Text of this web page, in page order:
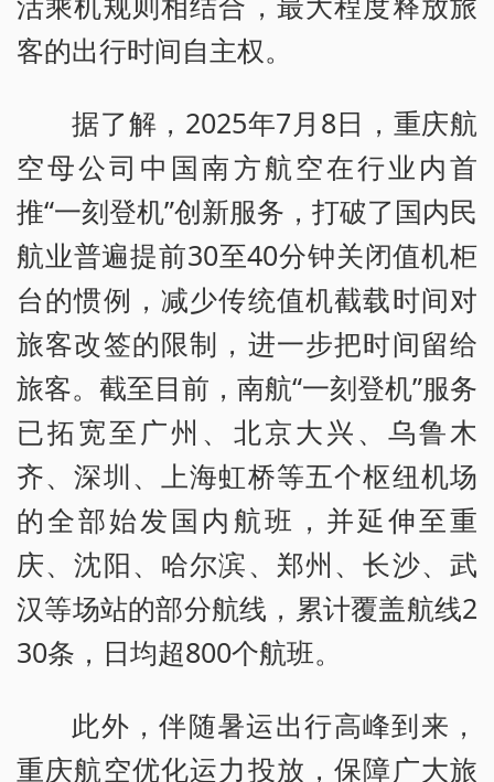
客的出行时间自主权。
据了解，2025年7月8日，重庆航
空母公司中国南方航空在行业内首
推“一刻登机”创新服务，打破了国内民
航业普遍提前30至40分钟关闭值机柜
台的惯例，减少传统值机截载时间对
旅客改签的限制，进一步把时间留给
旅客。截至目前，南航“一刻登机”服务
已拓宽至广州、北京大兴、乌鲁木
齐、深圳、上海虹桥等五个枢纽机场
的全部始发国内航班，并延伸至重
庆、沈阳、哈尔滨、郑州、长沙、武
汉等场站的部分航线，累计覆盖航线2
30条，日均超800个航班。
此外，伴随暑运出行高峰到来，
重庆航空优化运力投放，保障广大旅